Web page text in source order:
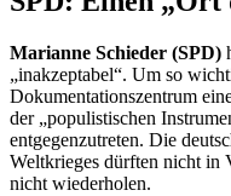
Marianne Schieder (SPD)
„inakzeptabel“. Um so
Dokumentationszentrum
der „populistischen
entgegenzutreten. Die
Weltkrieges dürften nicht in
nicht wiederholen.